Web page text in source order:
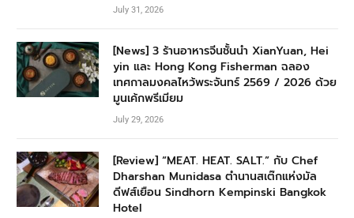
July 31, 2026
[News] 3 ร้านอาหารจีนชั้นนำ XianYuan, Hei
yin และ Hong Kong Fisherman ฉลอง
เทศกาลมงคลไหว้พระจันทร์ 2569 / 2026 ด้วย
มูนเค้กพรีเมียม
July 29, 2026
[Review] “MEAT. HEAT. SALT.” กับ Chef
Dharshan Munidasa ตำนานสเต๊กแห่งมัล
ดีฟส์เยือน Sindhorn Kempinski Bangkok
Hotel